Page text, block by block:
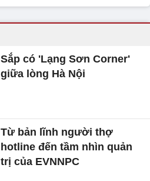
Sắp có 'Lạng Sơn Corner'
giữa lòng Hà Nội
Từ bản lĩnh người thợ
hotline đến tầm nhìn quản
trị của EVNNPC